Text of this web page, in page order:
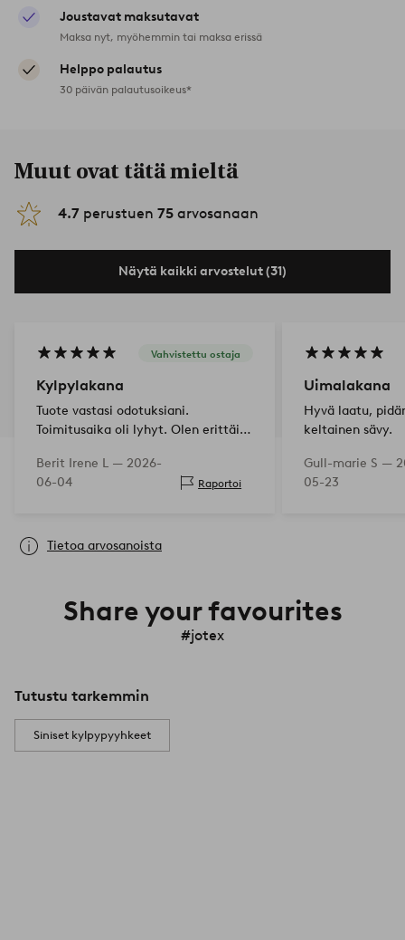
Joustavat maksutavat
Maksa nyt, myöhemmin tai maksa erissä
Helppo palautus
30 päivän palautusoikeus*
Muut ovat tätä mieltä
4.7 perustuen 75 arvosanaan
Näytä kaikki arvostelut (31)
Vahvistettu ostaja
Kylpylakana
Tuote vastasi odotuksiani.
Toimitusaika oli lyhyt. Olen erittäin
Berit Irene L — 2026-
06-04
Raportoi
Uimalakana
Hyvä laatu,
keltainen sävy.
Gull-marie S —
05-23
Tietoa arvosanoista
Share your favourites
#jotex
Tutustu tarkemmin
Siniset kylpypyyhkeet